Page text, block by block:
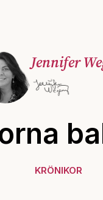
Jennifer
KRÖNIKOR